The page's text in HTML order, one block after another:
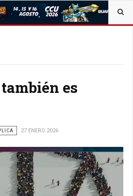
RÉPLICA
es
27 ENERO 2026